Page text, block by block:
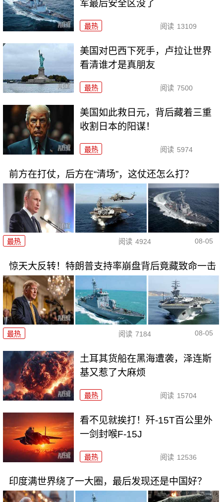
军最后安全区没了
最热 阅读 13109
美国对巴西下死手，卢拉让世界
看清谁才是真朋友
最热 阅读 7500
美国如此救日元，背后藏着三重
收割日本的阳谋！
最热 阅读 5974
前方在打仗，后方在“清场”，这仗还怎么打？
最热 阅读 4924 08-05
惊天大反转！特朗普支持率崩盘背后竟藏致命一击
最热 阅读 7184 08-05
土耳其货船在黑海遭袭，泽连斯
基又惹了大麻烦
最热 阅读 15704
看不见就挨打！歼-15T百公里外
一剑封喉F-15J
最热 阅读 12536
印度满世界绕了一大圈，最后发现还是中国好？